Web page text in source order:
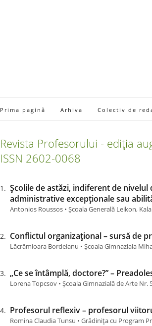
Prima pagină Arhiva Colectiv de
Revista Profesorului - ediția
ISSN 2602-0068
Școlile de astăzi, indiferent de
administrative excepționale sau
Antonios Roussos • Școala Generală Leikon,
Conflictul organizațional – sursă de
Lăcrămioara Bordeianu • Școala Gimnaziala
„Ce se întâmplă, doctore?” –
Lorena Topcsov • Școala Gimnazială de Arte Nr.
Profesorul reflexiv – profesorul
Romina Claudia Tunsu • Grădinița cu Program